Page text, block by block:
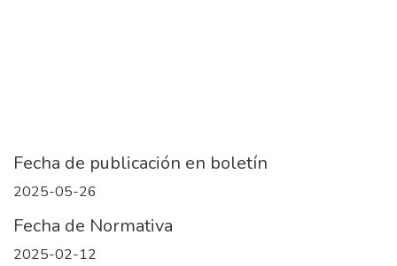
Fecha de publicación en boletín
2025-05-26
Fecha de Normativa
2025-02-12